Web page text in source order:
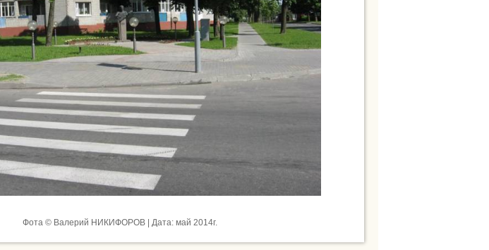
Фота © Валерий НИКИФОРОВ | Дата: май 2014г.